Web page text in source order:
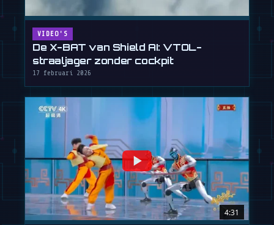
VIDEO'S
De X-BAT van Shield AI: VTOL-
straaljager zonder cockpit
17 februari 2026
4:31